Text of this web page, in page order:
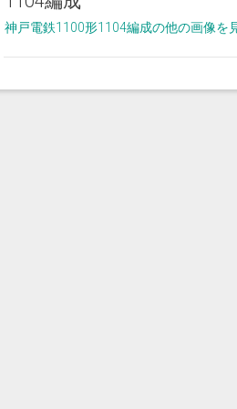
神戸電鉄1100形1104編成の他の画像を